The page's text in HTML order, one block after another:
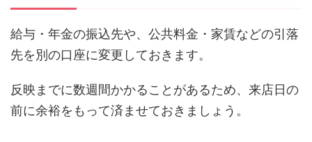
給与・年金の振込先や、公共料金・家賃などの引落
先を別の口座に変更しておきます。
反映までに数週間かかることがあるため、来店日の
前に余裕をもって済ませておきましょう。